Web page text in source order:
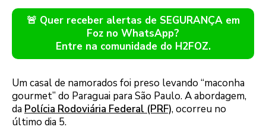
🚨 Quer receber alertas de SEGURANÇA em
Foz no WhatsApp?
Entre na comunidade do H2FOZ.
Um casal de namorados foi preso levando “maconha
gourmet” do Paraguai para São Paulo. A abordagem,
da Polícia Rodoviária Federal (PRF), ocorreu no
último dia 5.